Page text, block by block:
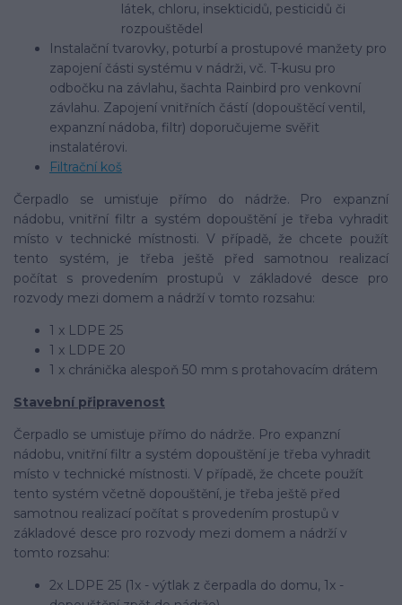
látek, chloru, insekticidů, pesticidů či
rozpouštědel
Instalační tvarovky, poturbí a prostupové manžety pro
zapojení části systému v nádrži, vč. T-kusu pro
odbočku na závlahu, šachta Rainbird pro venkovní
závlahu. Zapojení vnitřních částí (dopouštěcí ventil,
expanzní nádoba, filtr) doporučujeme svěřit
instalatérovi.
Filtrační koš
Čerpadlo se umisťuje přímo do nádrže. Pro expanzní
nádobu, vnitřní filtr a systém dopouštění je třeba vyhradit
místo v technické místnosti. V případě, že chcete použít
tento systém, je třeba ještě před samotnou realizací
počítat s provedením prostupů v základové desce pro
rozvody mezi domem a nádrží v tomto rozsahu:
1 x LDPE 25
1 x LDPE 20
1 x chránička alespoň 50 mm s protahovacím drátem
Stavební připravenost
Čerpadlo se umisťuje přímo do nádrže. Pro expanzní
nádobu, vnitřní filtr a systém dopouštění je třeba vyhradit
místo v technické místnosti. V případě, že chcete použít
tento systém včetně dopouštění, je třeba ještě před
samotnou realizací počítat s provedením prostupů v
základové desce pro rozvody mezi domem a nádrží v
tomto rozsahu:
2x LDPE 25 (1x - výtlak z čerpadla do domu, 1x -